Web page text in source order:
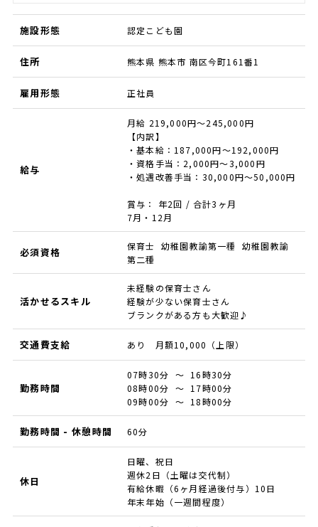
施設形態 認定こども園
住所 熊本県 熊本市 南区今町161番1
雇用形態 正社員
給与
月給 219,000円～245,000円
【内訳】
・基本給：187,000円～192,000円
・資格手当：2,000円～3,000円
・処遇改善手当：30,000円～50,000円
賞与： 年2回 / 合計3ヶ月
7月・12月
必須資格
保育士 幼稚園教諭第一種 幼稚園教諭
第二種
活かせるスキル
未経験の保育士さん
経験が少ない保育士さん
ブランクがある方も大歓迎♪
交通費支給 あり 月額10,000（上限）
勤務時間
07時30分 ～ 16時30分
08時00分 ～ 17時00分
09時00分 ～ 18時00分
勤務時間 - 休憩時間 60分
休日
日曜、祝日
週休2日（土曜は交代制）
有給休暇（6ヶ月経過後付与）10日
年末年始（一週間程度）